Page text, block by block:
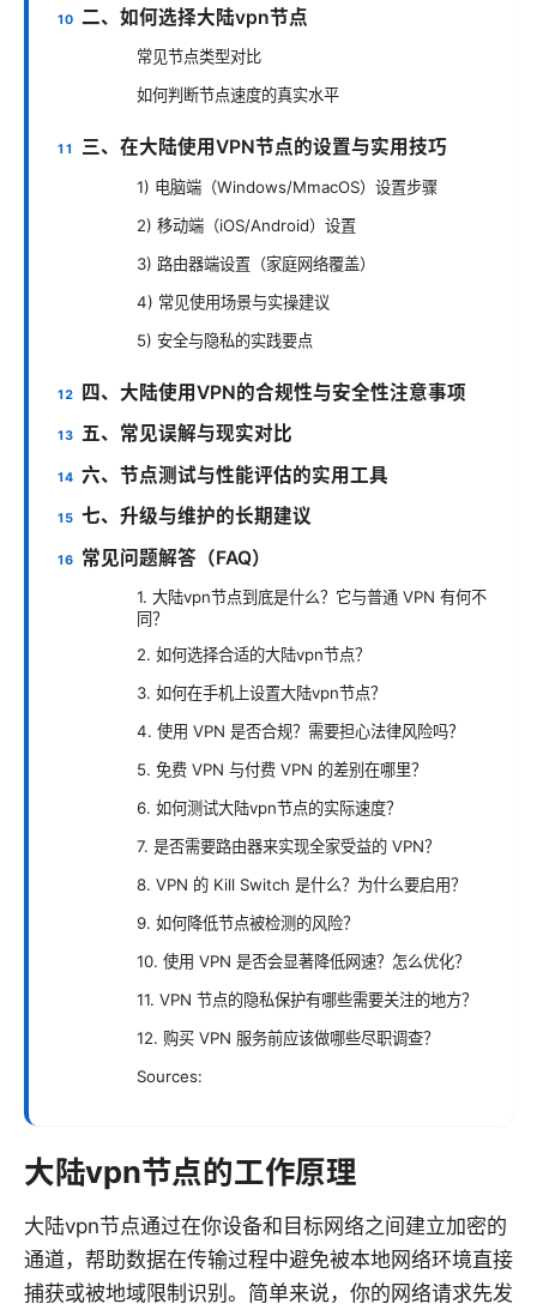
二、如何选择大陆vpn节点
常见节点类型对比
如何判断节点速度的真实水平
三、在大陆使用VPN节点的设置与实用技巧
1) 电脑端（Windows/MmacOS）设置步骤
2) 移动端（iOS/Android）设置
3) 路由器端设置（家庭网络覆盖）
4) 常见使用场景与实操建议
5) 安全与隐私的实践要点
四、大陆使用VPN的合规性与安全性注意事项
五、常见误解与现实对比
六、节点测试与性能评估的实用工具
七、升级与维护的长期建议
常见问题解答（FAQ）
1. 大陆vpn节点到底是什么？它与普通 VPN 有何不
同？
2. 如何选择合适的大陆vpn节点？
3. 如何在手机上设置大陆vpn节点？
4. 使用 VPN 是否合规？需要担心法律风险吗？
5. 免费 VPN 与付费 VPN 的差别在哪里？
6. 如何测试大陆vpn节点的实际速度？
7. 是否需要路由器来实现全家受益的 VPN？
8. VPN 的 Kill Switch 是什么？为什么要启用？
9. 如何降低节点被检测的风险？
10. 使用 VPN 是否会显著降低网速？怎么优化？
11. VPN 节点的隐私保护有哪些需要关注的地方？
12. 购买 VPN 服务前应该做哪些尽职调查？
Sources:
大陆vpn节点的工作原理
大陆vpn节点通过在你设备和目标网络之间建立加密的
通道，帮助数据在传输过程中避免被本地网络环境直接
捕获或被地域限制识别。简单来说，你的网络请求先发